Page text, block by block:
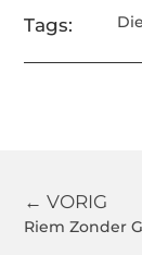
Tags:
← VORIG
Riem Zonder